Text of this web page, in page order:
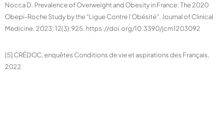
Nocca D. Prevalence of Overweight and Obesity in France: The 2020
Obepi-Roche Study by the “Ligue Contre l’Obésité”. Journal of Clinical
Medicine. 2023; 12(3):925. https://doi.org/10.3390/jcm1203092
[5] CRÉDOC, enquêtes Conditions de vie et aspirations des Français,
2022